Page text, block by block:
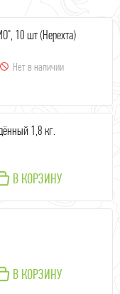
10 шт (Нерехта)
Нет в наличии
1,8 кг.
В КОРЗИНУ
В КОРЗИНУ